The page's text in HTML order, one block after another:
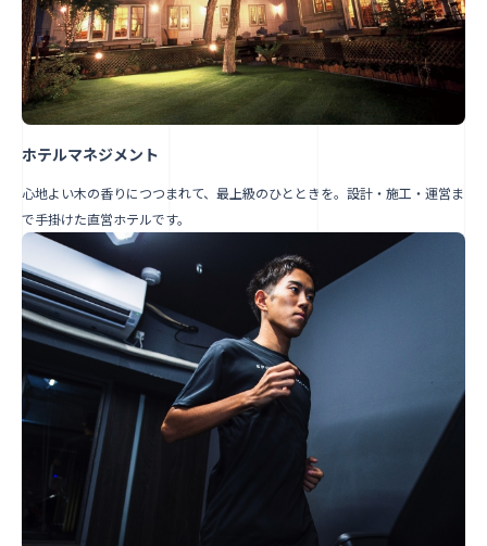
ホテルマネジメント
心地よい木の香りにつつまれて、最上級のひとときを。設計・施工・運営ま
で手掛けた直営ホテルです。